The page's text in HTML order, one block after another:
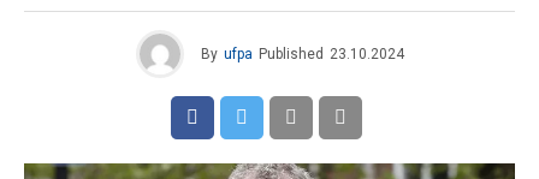
By ufpa Published 23.10.2024